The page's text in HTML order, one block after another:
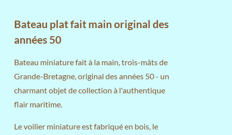
Bateau plat fait main original des
années 50
Bateau miniature fait à la main, trois-mâts de
Grande-Bretagne, original des années 50 - un
charmant objet de collection à l'authentique
flair maritime.
Le voilier miniature est fabriqué en bois, le